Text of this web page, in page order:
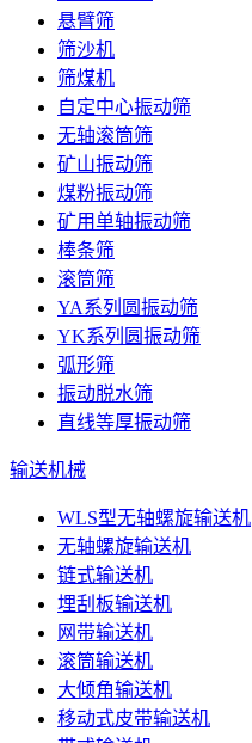
悬臂筛
筛沙机
筛煤机
自定中心振动筛
无轴滚筒筛
矿山振动筛
煤粉振动筛
矿用单轴振动筛
棒条筛
滚筒筛
YA系列圆振动筛
YK系列圆振动筛
弧形筛
振动脱水筛
直线等厚振动筛
输送机械
WLS型无轴螺旋输送机
无轴螺旋输送机
链式输送机
埋刮板输送机
网带输送机
滚筒输送机
大倾角输送机
移动式皮带输送机